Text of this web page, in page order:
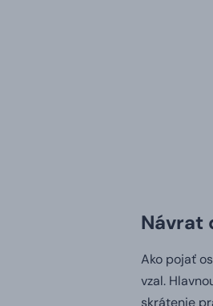
Návrat
Ako pojať
vzal.
skrátenie